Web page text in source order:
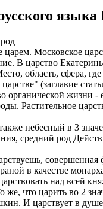
царем. Московское
В царство
область, сфера,
(заглавие
органической жизни
Растительное
небесный в 3
род Действие
совершенная
в качестве
над всей
же, что царить во 2
И царствует в